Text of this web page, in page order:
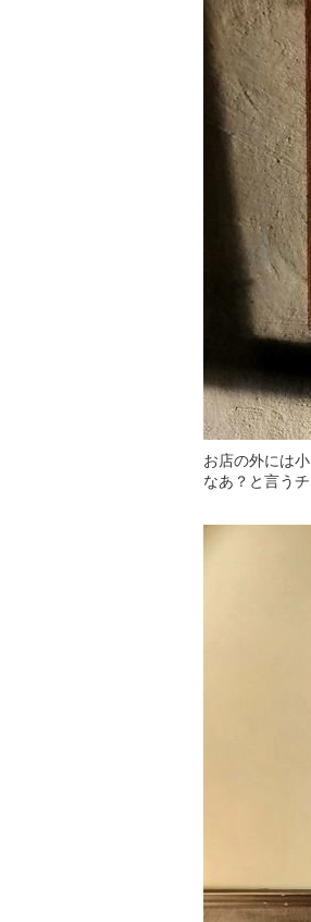
お店の外には
なあ？と言う